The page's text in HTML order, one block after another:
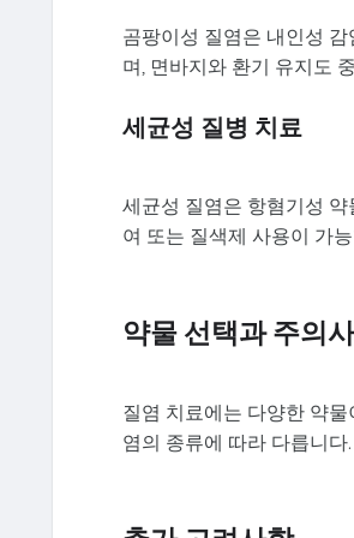
곰팡이성 질염은 내인성
며, 면바지와 환기 유지도
세균성 질병 치료
세균성 질염은 항혐기성
여 또는 질색제 사용이 가
약물 선택과 주의
질염 치료에는 다양한 약
염의 종류에 따라 다릅니다.